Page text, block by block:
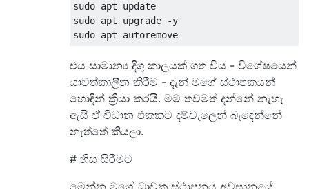
sudo apt update
sudo apt upgrade -y
එය සාමාන්‍ය දිගු කාලයක් ගත විය - විශේෂයෙන්
යාවත්කාලීන කිරීම - දැන් මගේ ස්ථාපකයන්
හොඳින් ක්‍රියා කරයි. මම තවමත් දන්නේ නැහැ
ඇයි ඒ විධාන එකකට දම්වැලෙන් බැඳෙන්නේ
නැත්තේ කියලා.
# හිස සීරීමට